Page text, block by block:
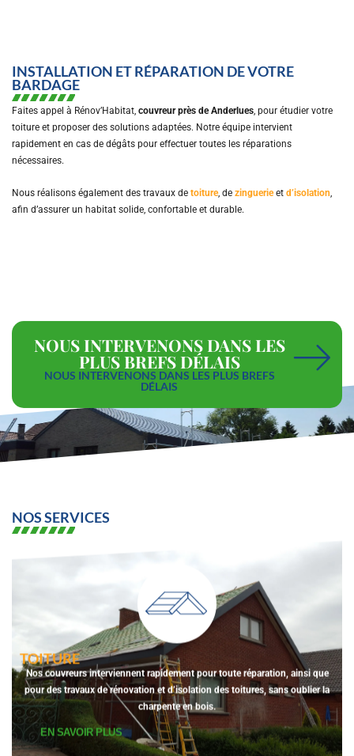
INSTALLATION ET RÉPARATION DE VOTRE
BARDAGE
Faites appel à Rénov’Habitat, couvreur près de Anderlues, pour étudier votre
toiture et proposer des solutions adaptées. Notre équipe intervient
rapidement en cas de dégâts pour effectuer toutes les réparations
nécessaires.
Nous réalisons également des travaux de toiture, de zinguerie et d’isolation,
afin d’assurer un habitat solide, confortable et durable.
NOUS INTERVENONS DANS LES
PLUS BREFS DÉLAIS
NOUS INTERVENONS DANS LES PLUS BREFS
DÉLAIS
NOS SERVICES
TOITURE
Nos couvreurs interviennent rapidement pour toute réparation, ainsi que
pour des travaux de rénovation et d’isolation des toitures, sans oublier la
charpente en bois.
EN SAVOIR PLUS